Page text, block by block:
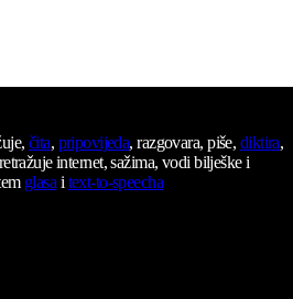
čita, pripovijeda, razgovara, piše, diktira,
internet, sažima, vodi bilješke i
glasaitext-to-speecha